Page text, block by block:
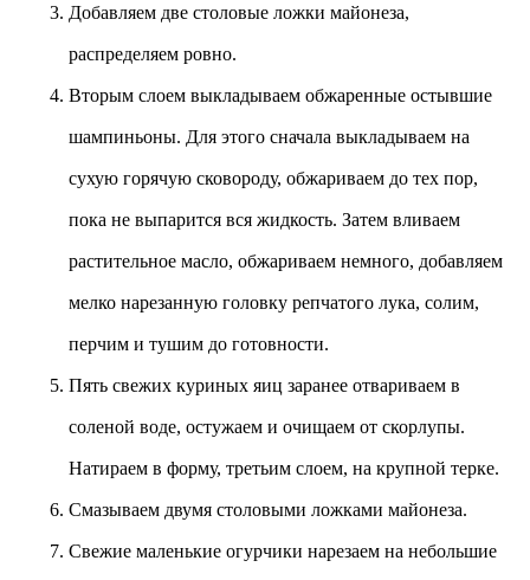
Добавляем две столовые ложки майонеза,
распределяем ровно.
Вторым слоем выкладываем обжаренные остывшие
шампиньоны. Для этого сначала выкладываем на
сухую горячую сковороду, обжариваем до тех пор,
пока не выпарится вся жидкость. Затем вливаем
растительное масло, обжариваем немного, добавляем
мелко нарезанную головку репчатого лука, солим,
перчим и тушим до готовности.
Пять свежих куриных яиц заранее отвариваем в
соленой воде, остужаем и очищаем от скорлупы.
Натираем в форму, третьим слоем, на крупной терке.
Смазываем двумя столовыми ложками майонеза.
Свежие маленькие огурчики нарезаем на небольшие